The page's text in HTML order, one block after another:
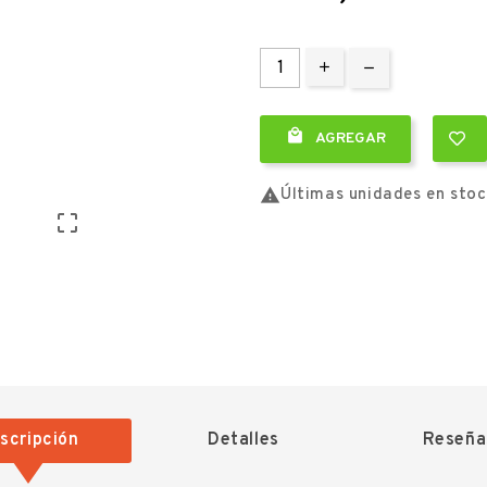

 AGREGAR
Últimas unidades en
Detalles